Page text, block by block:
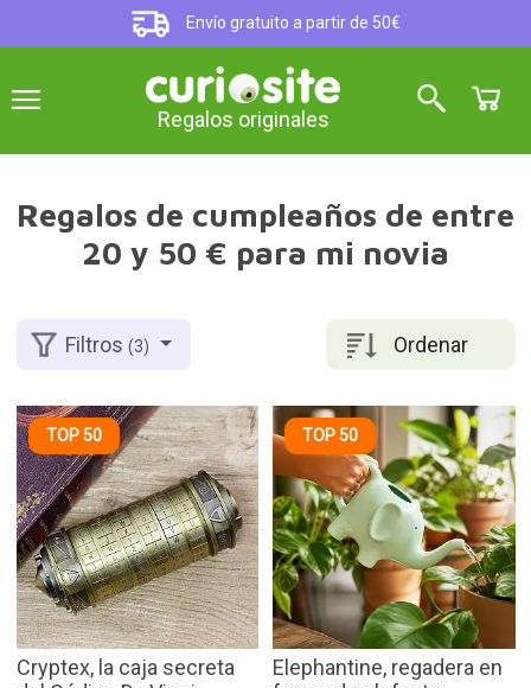
Envío gratuito a partir de 50€
Regalos originales
Regalos de cumpleaños de entre
20 y 50 € para mi novia
Ordenar
Filtros(3)
TOP 50
Cryptex, la caja secreta
TOP 50
Elephantine, regadera en